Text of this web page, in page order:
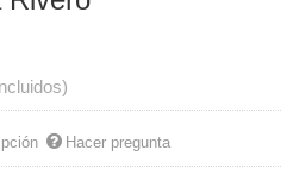
Hacer pregunta